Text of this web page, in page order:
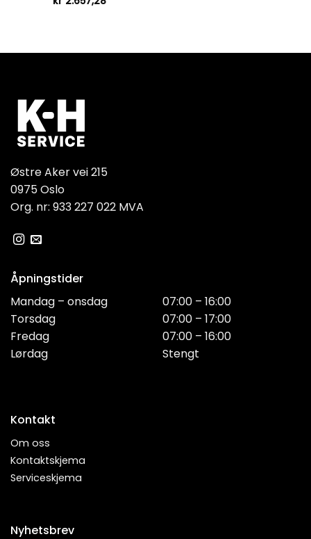
Østre Aker vei 215
0975 Oslo
Org. nr: 933 227 022 MVA
Åpningstider
Mandag – onsdag
Torsdag
Fredag
Lørdag
07:00 – 16:00
07:00 – 17:00
07:00 – 16:00
Stengt
Kontakt
Om oss
Kontaktskjema
Serviceskjema
Nyhetsbrev